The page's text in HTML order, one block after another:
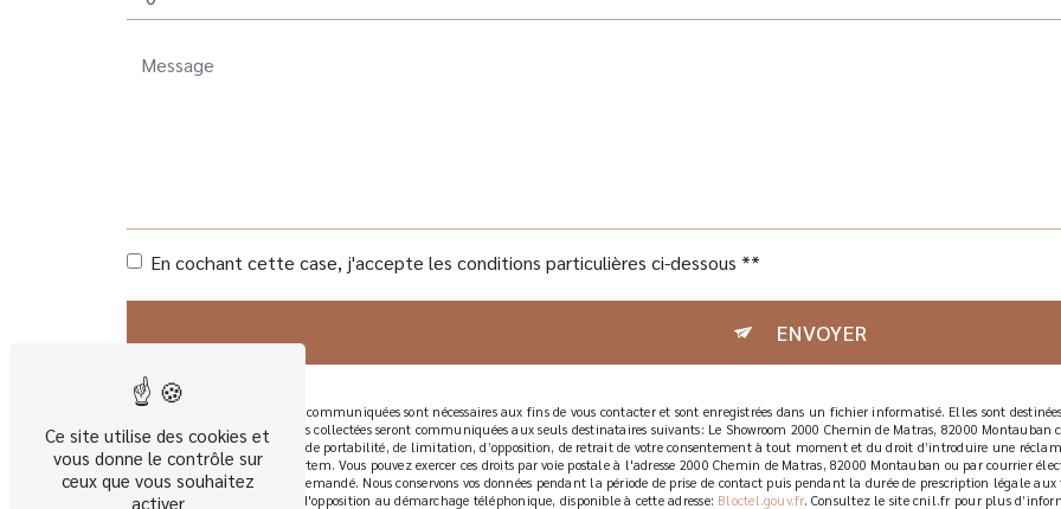
En cochant cette case, j'accepte les conditions particulières ci-dessous **
ENVOYER
** Les données personnelles communiquées sont nécessaires aux fins de vous contacter et sont enregistrées dans un fichier informatisé. Elles sont
à votre message. Les données collectées seront communiquées aux seuls destinataires suivants: Le Showroom 2000 Chemin de Matras, 82000 Montauban
rectification, d’effacement, de portabilité, de limitation, d’opposition, de retrait de votre consentement à tout moment et du droit d’introduire une
sort de vos données post-mortem. Vous pouvez exercer ces droits par voie postale à l'adresse 2000 Chemin de Matras, 82000 Montauban ou par courrier
d'identité pourra vous être demandé. Nous conservons vos données pendant la période de prise de contact puis pendant la durée de prescription légale
de vous inscrire sur la liste d'opposition au démarchage téléphonique, disponible à cette adresse: Bloctel.gouv.fr. Consultez le site cnil.fr pour plus
Ce site utilise des cookies et
vous donne le contrôle sur
ceux que vous souhaitez
activer